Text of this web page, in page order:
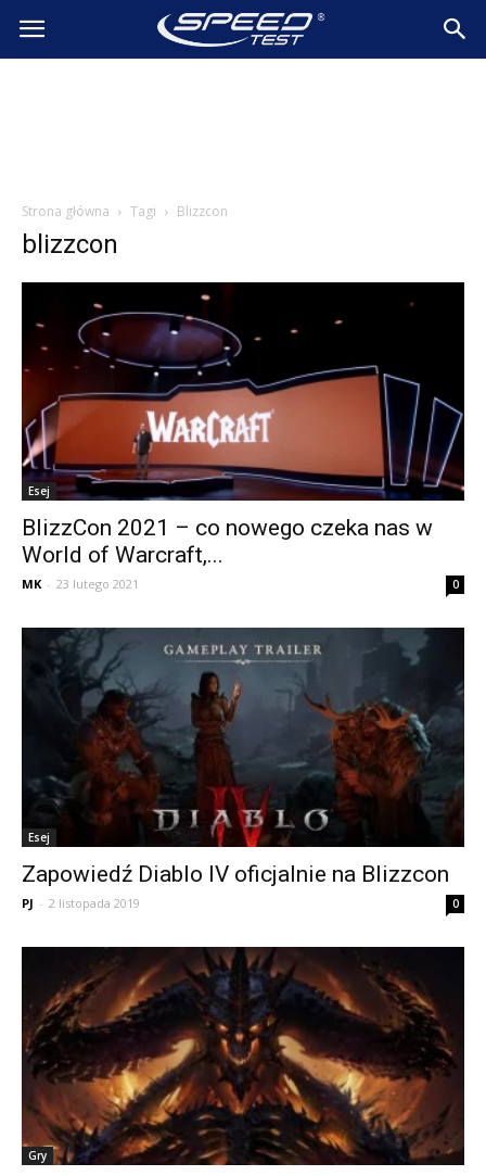
SpeedTest.pl
Strona główna Tagi Blizzcon
blizzcon
Esej
BlizzCon 2021 – co nowego czeka nas w
World of Warcraft,...
MK - 23 lutego 2021 0
Esej
Zapowiedź Diablo IV oficjalnie na Blizzcon
PJ - 2 listopada 2019 0
Gry